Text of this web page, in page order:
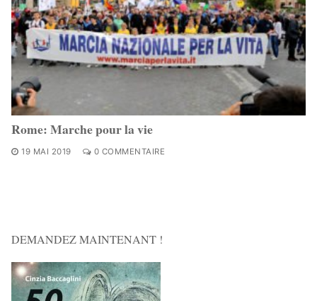
Rome: Marche pour la vie
19 MAI 2019 0 COMMENTAIRE
DEMANDEZ MAINTENANT !